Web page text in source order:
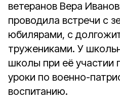
ветеранов Вера
проводила встречи с
юбилярами, с
тружениками. У
школы при её
уроки по военно-
воспитанию.